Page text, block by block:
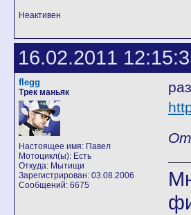
Неактивен
16.02.2011
flegg
Трек маньяк
Настоящее имя: Павел
Мотоцикл(ы): Есть
Откуда: Мытищи
Зарегистрирован: 03.08.2006
Сообщений: 6675